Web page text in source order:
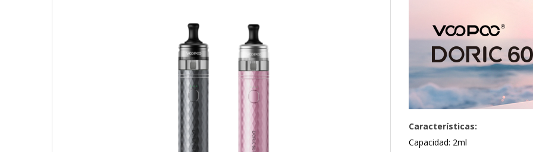
Características:
Capacidad: 2ml